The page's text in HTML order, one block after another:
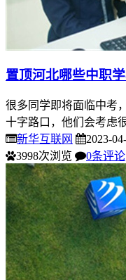
置顶河北哪些中职
很多同学即将面临中考
十字路口，他们会考虑
新华互联网
2023-
3998次浏览
0条评论